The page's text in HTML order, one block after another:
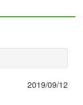
2019/09/12